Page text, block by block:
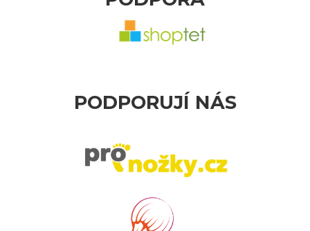
PODPORUJÍ NÁS